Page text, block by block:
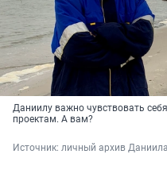
Даниилу важно чувствовать
проектам. А вам?
Источник: личный архив